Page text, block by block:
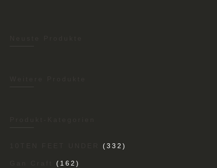
(332)
(162)